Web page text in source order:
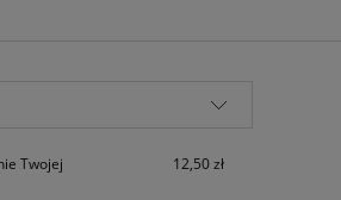
Twojej
12,50 zł